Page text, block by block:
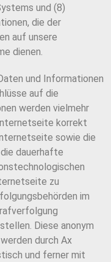
und (8)
die der
auf unsere
dienen.
und Informationen
auf die
werden vielmehr
korrekt
sowie die
dauerhafte
zu
im
Diese anonym
durch Ax
und ferner mit